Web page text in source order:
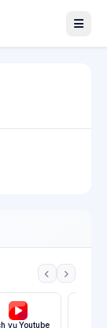
vụ Youtube